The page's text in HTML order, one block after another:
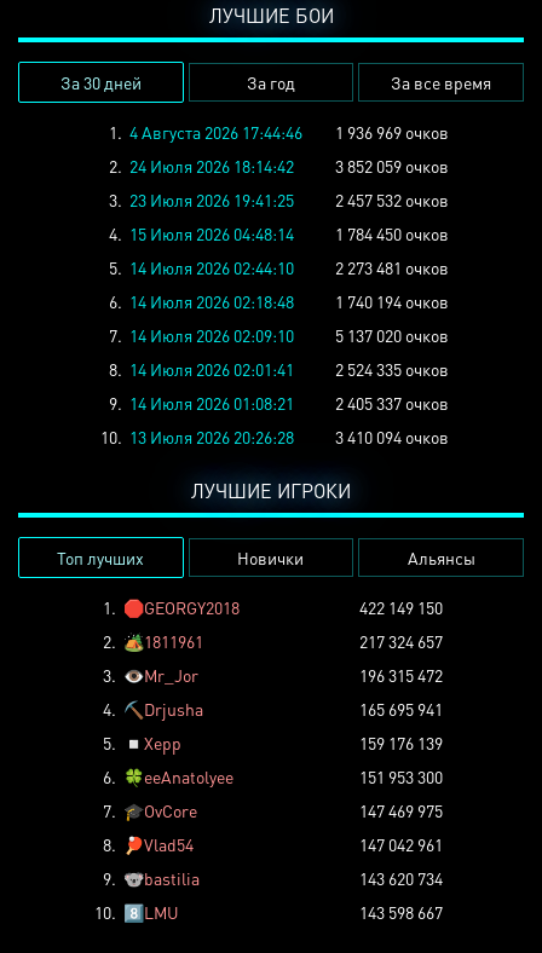
ЛУЧШИЕ БОИ
За 30 дней За год За все время
1. 4 Августа 2026 17:44:46
1 936 969 очков
2. 24 Июля 2026 18:14:42
3 852 059 очков
3. 23 Июля 2026 19:41:25
2 457 532 очков
4. 15 Июля 2026 04:48:14
1 784 450 очков
5. 14 Июля 2026 02:44:10
2 273 481 очков
6. 14 Июля 2026 02:18:48
1 740 194 очков
7. 14 Июля 2026 02:09:10
5 137 020 очков
8. 14 Июля 2026 02:01:41
2 524 335 очков
9. 14 Июля 2026 01:08:21
2 405 337 очков
10. 13 Июля 2026 20:26:28 3 410 094 очков
ЛУЧШИЕ ИГРОКИ
Топ лучших Новички Альянсы
1. 🛑GEORGY2018
422 149 150
2. 🏕️1811961
217 324 657
3. 👁️Mr_Jor
196 315 472
4. ⛏️ Drjusha
165 695 941
5.
◽ Xepp
159 176 139
6. 🍀eeAnatolyee
151 953 300
7. 🎓OvCore
147 469 975
8.
🏓Vlad54
147 042 961
9. 🐨bastilia
143 620 734
10. 8️⃣LMU 143 598 667